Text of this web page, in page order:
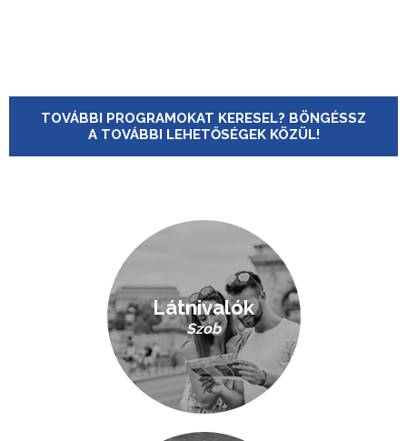
TOVÁBBI PROGRAMOKAT KERESEL? BÖNGÉSSZ
A TOVÁBBI LEHETŐSÉGEK KÖZÜL!
Látnivalók
Szob